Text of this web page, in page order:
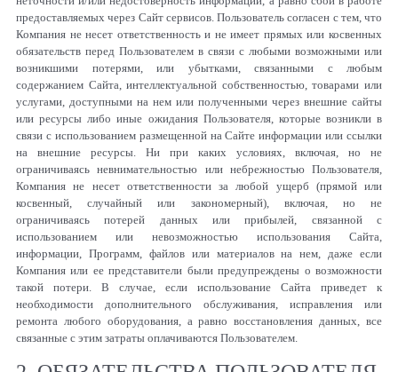
предоставляемых через Сайт сервисов. Пользователь согласен с тем, что
Компания не несет ответственность и не имеет прямых или косвенных
обязательств перед Пользователем в связи с любыми возможными или
возникшими потерями, или убытками, связанными с любым
содержанием Сайта, интеллектуальной собственностью, товарами или
услугами, доступными на нем или полученными через внешние сайты
или ресурсы либо иные ожидания Пользователя, которые возникли в
связи с использованием размещенной на Сайте информации или ссылки
на внешние ресурсы. Ни при каких условиях, включая, но не
ограничиваясь невнимательностью или небрежностью Пользователя,
Компания не несет ответственности за любой ущерб (прямой или
косвенный, случайный или закономерный), включая, но не
ограничиваясь потерей данных или прибылей, связанной с
использованием или невозможностью использования Сайта,
информации, Программ, файлов или материалов на нем, даже если
Компания или ее представители были предупреждены о возможности
такой потери. В случае, если использование Сайта приведет к
необходимости дополнительного обслуживания, исправления или
ремонта любого оборудования, а равно восстановления данных, все
связанные с этим затраты оплачиваются Пользователем.